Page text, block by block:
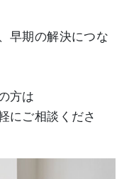
早期の解決につな
方は
にご相談くださ